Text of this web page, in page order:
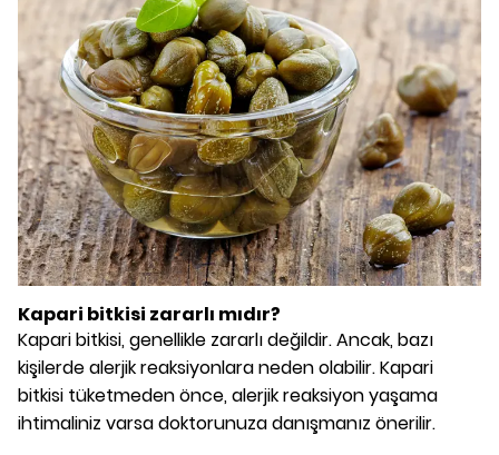
Kapari bitkisi zararlı mıdır?
Kapari bitkisi, genellikle zararlı değildir. Ancak, bazı
kişilerde alerjik reaksiyonlara neden olabilir. Kapari
bitkisi tüketmeden önce, alerjik reaksiyon yaşama
ihtimaliniz varsa doktorunuza danışmanız önerilir.